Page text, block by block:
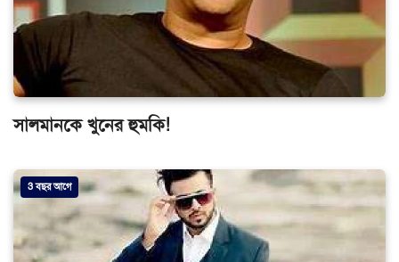
সালমানকে খুনের হুমকি!
3 বছর আগে